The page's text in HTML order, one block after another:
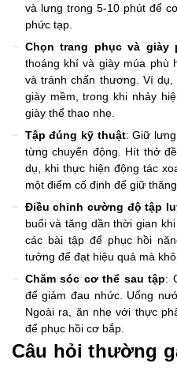
và lưng trong 5-10 phút để
phức tạp.
Chọn trang phục và giày
thoáng khí và giày múa phù
và tránh chấn thương. Ví
giày mềm, trong khi nhảy
giày thể thao nhẹ.
Tập đúng kỹ thuật: Giữ
từng chuyển động. Hít thở
dụ, khi thực hiện động tác
một điểm cố định để giữ thăng
Điều chỉnh cường độ tập
buổi và tăng dần thời gian
các bài tập để phục hồi
tưởng để đạt hiệu quả mà
Chăm sóc cơ thể sau tập:
để giảm đau nhức. Uống
Ngoài ra, ăn nhẹ với thực
để phục hồi cơ bắp.
Câu hỏi thường